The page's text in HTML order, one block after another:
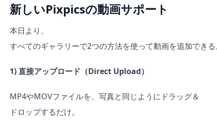
新しいPixpicsの動画サポート
本日より、
すべてのギャラリーで2つの方法を使って動画を追加でき
1) 直接アップロード（Direct Upload）
MP4やMOVファイルを、写真と同じようにドラッグ＆
ドロップするだけ。